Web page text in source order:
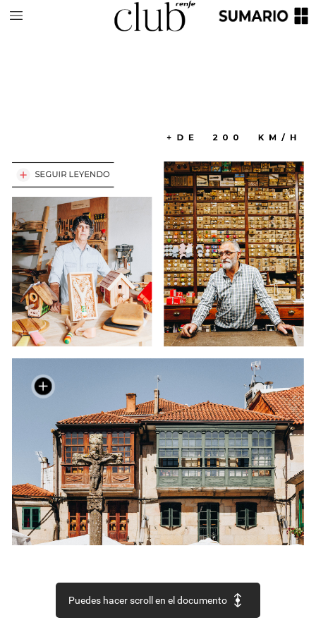
+DE 200 KM/H
SEGUIR LEYENDO
El artesano Luis Portabales realiza piezas en madera
bajo la firma Carballo Estrela (arriba izda.).
Miguel Araújo (arriba a la derecha) dirige, junto a su
primo Luis, Ferraxaría Gallega.
Un cruceiro del siglo XV preside la pintoresca praza da
Leña (abajo).
Puedes hacer scroll en el documento